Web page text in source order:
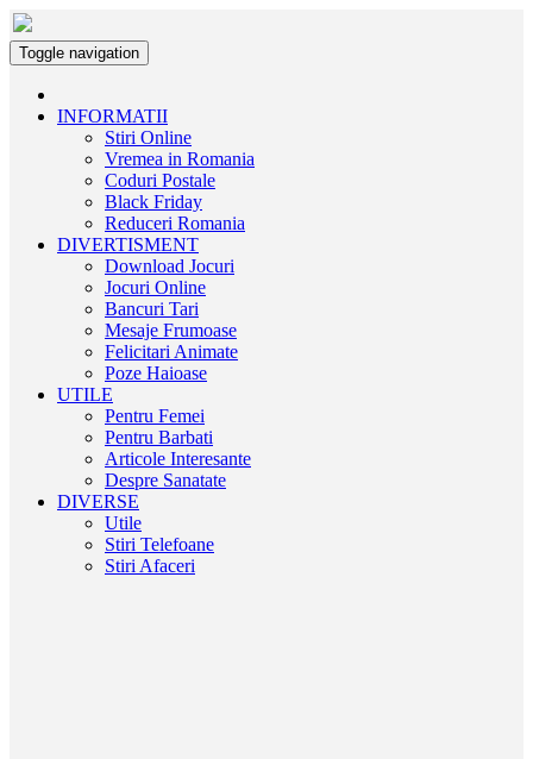
Toggle navigation
INFORMATII
Stiri Online
Vremea in Romania
Coduri Postale
Black Friday
Reduceri Romania
DIVERTISMENT
Download Jocuri
Jocuri Online
Bancuri Tari
Mesaje Frumoase
Felicitari Animate
Poze Haioase
UTILE
Pentru Femei
Pentru Barbati
Articole Interesante
Despre Sanatate
DIVERSE
Utile
Stiri Telefoane
Stiri Afaceri